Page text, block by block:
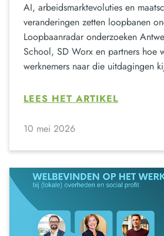
AI, arbeidsmarktevoluties en
veranderingen zetten loopbanen
Loopbaanradar onderzoeken
School, SD Worx en partners hoe
werknemers naar die uitdagingen
LEES HET ARTIKEL
10 mei 2026